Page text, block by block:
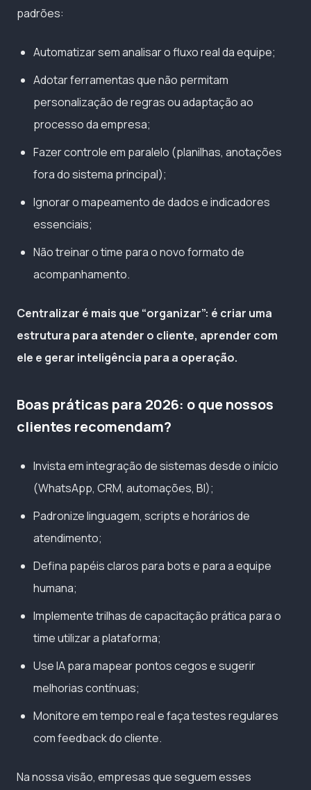
padrões:
Automatizar sem analisar o fluxo real da equipe;
Adotar ferramentas que não permitam
personalização de regras ou adaptação ao
processo da empresa;
Fazer controle em paralelo (planilhas, anotações
fora do sistema principal);
Ignorar o mapeamento de dados e indicadores
essenciais;
Não treinar o time para o novo formato de
acompanhamento.
Centralizar é mais que “organizar”: é criar uma
estrutura para atender o cliente, aprender com
ele e gerar inteligência para a operação.
Boas práticas para 2026: o que nossos
clientes recomendam?
Invista em integração de sistemas desde o início
(WhatsApp, CRM, automações, BI);
Padronize linguagem, scripts e horários de
atendimento;
Defina papéis claros para bots e para a equipe
humana;
Implemente trilhas de capacitação prática para o
time utilizar a plataforma;
Use IA para mapear pontos cegos e sugerir
melhorias contínuas;
Monitore em tempo real e faça testes regulares
com feedback do cliente.
Na nossa visão, empresas que seguem esses